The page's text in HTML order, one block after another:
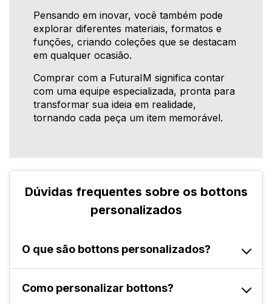
Pensando em inovar, você também pode
explorar diferentes materiais, formatos e
funções, criando coleções que se destacam
em qualquer ocasião.
Comprar com a FuturaIM significa contar
com uma equipe especializada, pronta para
transformar sua ideia em realidade,
tornando cada peça um item memorável.
Dúvidas frequentes sobre os bottons
personalizados
O que são bottons personalizados?
Itens decorativos e resistentes que podem ser
Como personalizar bottons?